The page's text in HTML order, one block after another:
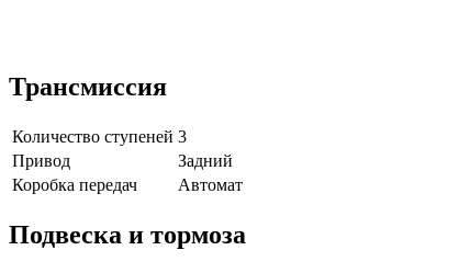
Трансмиссия
Количество ступеней 3
Привод
Задний
Коробка передач
Автомат
Подвеска и тормоза